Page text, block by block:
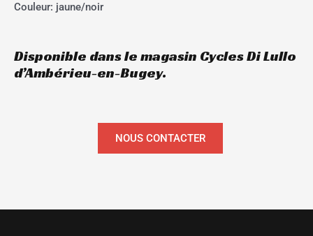
Couleur: jaune/noir
Disponible dans le magasin Cycles Di Lullo
d’Ambérieu-en-Bugey.
NOUS CONTACTER